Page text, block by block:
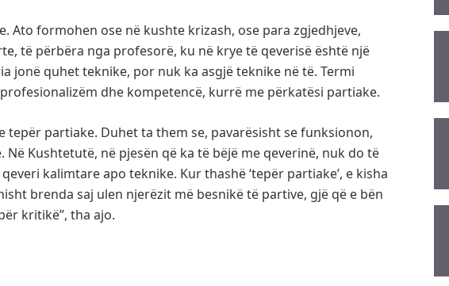
Ato formohen ose në kushte krizash, ose para zgjedhjeve,
të përbëra nga profesorë, ku në krye të qeverisë është një
jonë quhet teknike, por nuk ka asgjë teknike në të. Termi
dhe kompetencë, kurrë me përkatësi partiake.
tepër partiake. Duhet ta them se, pavarësisht se funksionon,
Në Kushtetutë, në pjesën që ka të bëjë me qeverinë, nuk do të
kalimtare apo teknike. Kur thashë ‘tepër partiake’, e kisha
brenda saj ulen njerëzit më besnikë të partive, gjë që e bën
kritikë”, tha ajo.